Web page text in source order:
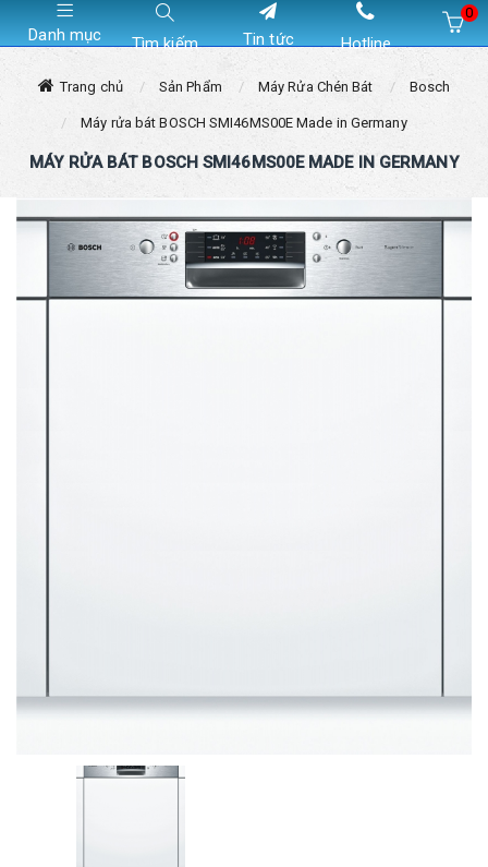
Danh mục Tìm kiếm Tin tức Hotline
0
Trang chủ Sản Phẩm Máy Rửa Chén Bát Bosch
Máy rửa bát BOSCH SMI46MS00E Made in Germany
MÁY RỬA BÁT BOSCH SMI46MS00E MADE IN GERMANY